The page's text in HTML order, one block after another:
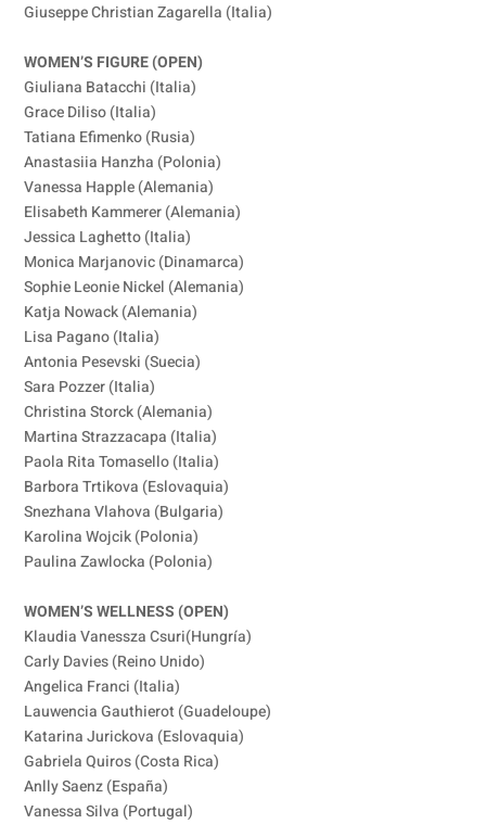
Giuseppe Christian Zagarella (Italia)
WOMEN’S FIGURE (OPEN)
Giuliana Batacchi (Italia)
Grace Diliso (Italia)
Tatiana Efimenko (Rusia)
Anastasiia Hanzha (Polonia)
Vanessa Happle (Alemania)
Elisabeth Kammerer (Alemania)
Jessica Laghetto (Italia)
Monica Marjanovic (Dinamarca)
Sophie Leonie Nickel (Alemania)
Katja Nowack (Alemania)
Lisa Pagano (Italia)
Antonia Pesevski (Suecia)
Sara Pozzer (Italia)
Christina Storck (Alemania)
Martina Strazzacapa (Italia)
Paola Rita Tomasello (Italia)
Barbora Trtikova (Eslovaquia)
Snezhana Vlahova (Bulgaria)
Karolina Wojcik (Polonia)
Paulina Zawlocka (Polonia)
WOMEN’S WELLNESS (OPEN)
Klaudia Vanessza Csuri(Hungría)
Carly Davies (Reino Unido)
Angelica Franci (Italia)
Lauwencia Gauthierot (Guadeloupe)
Katarina Jurickova (Eslovaquia)
Gabriela Quiros (Costa Rica)
Anlly Saenz (España)
Vanessa Silva (Portugal)